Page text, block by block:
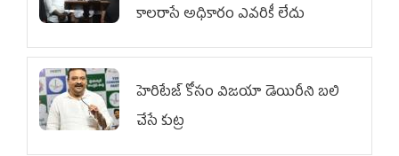
కాలరాసే అధికారం ఎవరికీ లేదు
హెరిటేజ్ కోసం విజయా డెయిరీని బలి
చేసే కుట్ర‌